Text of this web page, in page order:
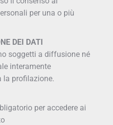
per una o più
DEI DATI
soggetti a diffusione né
interamente
la profilazione.
per accedere ai
su tutte le
che Confcommercio
e-mail